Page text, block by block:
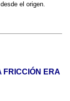
el origen.
ERA